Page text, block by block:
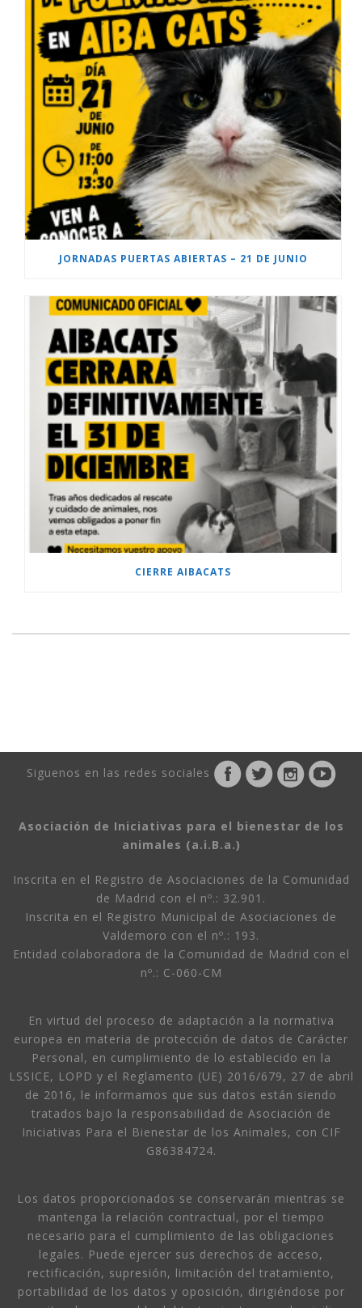
JORNADAS PUERTAS ABIERTAS – 21 DE JUNIO
CIERRE AIBACATS
Siguenos en las redes sociales
Asociación de Iniciativas para el bienestar de los
animales (a.i.B.a.)
Inscrita en el Registro de Asociaciones de la Comunidad
de Madrid con el nº.: 32.901.
Inscrita en el Registro Municipal de Asociaciones de
Valdemoro con el nº.: 193.
Entidad colaboradora de la Comunidad de Madrid con el
nº.: C-060-CM
En virtud del proceso de adaptación a la normativa
europea en materia de protección de datos de Carácter
Personal, en cumplimiento de lo establecido en la
LSSICE, LOPD y el Reglamento (UE) 2016/679, 27 de abril
de 2016, le informamos que sus datos están siendo
tratados bajo la responsabilidad de Asociación de
Iniciativas Para el Bienestar de los Animales, con CIF
G86384724.
Los datos proporcionados se conservarán mientras se
mantenga la relación contractual, por el tiempo
necesario para el cumplimiento de las obligaciones
legales. Puede ejercer sus derechos de acceso,
rectificación, supresión, limitación del tratamiento,
portabilidad de los datos y oposición, dirigiéndose por